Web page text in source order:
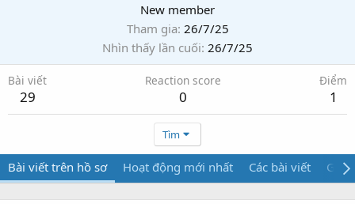
New member
Tham gia 26/7/25
Nhìn thấy lần cuối 26/7/25
Bài viết
29
Reaction score
0
Điểm
1
Tìm
Bài viết trên hồ sơ Hoạt động mới nhất Các bài viết Giới